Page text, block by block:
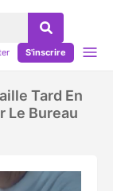
S'inscrire
Tard En
Le Bureau